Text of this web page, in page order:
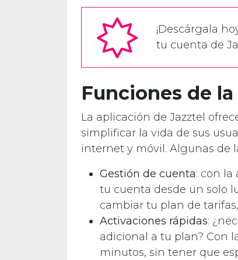
¡Descárgala
tu cuenta de
Funciones de
La aplicación de Jazztel
simplificar la vida de sus
internet y móvil. Algunas de
Gestión de cuenta: con la
tu cuenta desde un solo
cambiar tu plan de
Activaciones rápidas:
adicional a tu plan? Con
minutos, sin tener que